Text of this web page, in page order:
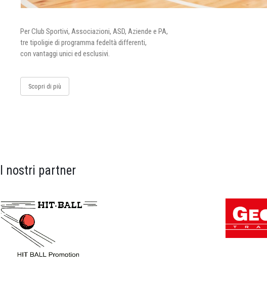
Per Club Sportivi, Associazioni, ASD, Aziende e PA,
tre tipoligie di programma fedeltà differenti,
con vantaggi unici ed esclusivi.
Scopri di più
I nostri partner